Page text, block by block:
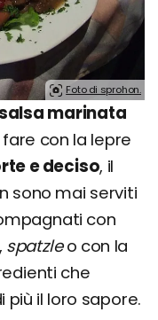
Foto di sprohon.
marinata
con la lepre
e deciso, il
sono mai serviti
con
spatzleo con la
che
il loro sapore.